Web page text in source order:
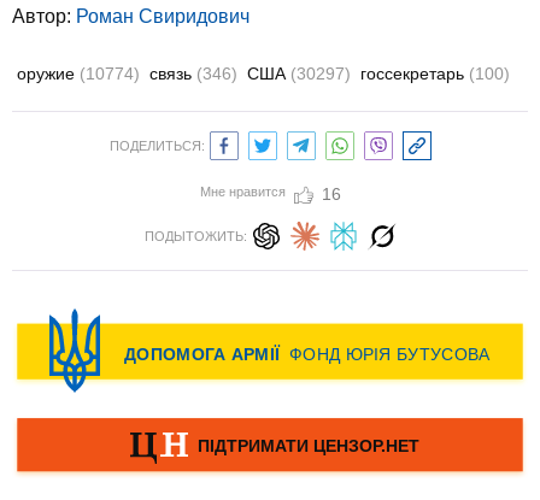
Автор: Роман Свиридович
оружие (10774) связь (346) США (30297) госсекретарь (100)
ПОДЕЛИТЬСЯ:
Мне нравится 16
ПОДЫТОЖИТЬ: